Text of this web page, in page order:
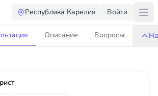
Республика Карелия Войти
Описание Вопросы